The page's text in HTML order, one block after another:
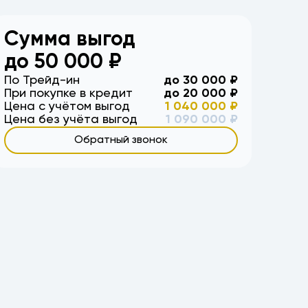
волгоград, волжский, район, третья
ерзовка, элиста, калмыкия, камышин,
высокая оценка
Сумма выгод
до50 000 ₽
По Трейд-ин до 30 000 ₽
При покупке в кредит
до 20 000 ₽
Цена с учётом выгод
1 040 000 ₽
Цена без учёта выгод
1 090 000 ₽
Обратный звонок